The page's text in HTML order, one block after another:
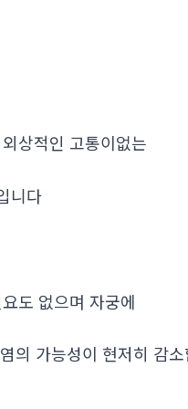
상적인 고통이없는
니다
도 없으며 자궁에
의 가능성이 현저히 감